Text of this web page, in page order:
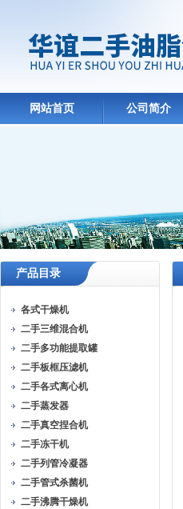
网站首页 公司简介
产品目录
各式干燥机
二手三维混合机
二手多功能提取罐
二手板框压滤机
二手各式离心机
二手蒸发器
二手真空捏合机
二手冻干机
二手列管冷凝器
二手管式杀菌机
二手沸腾干燥机